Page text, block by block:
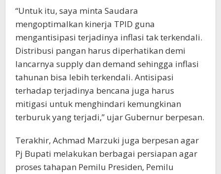
“Untuk itu, saya minta Saudara
mengoptimalkan kinerja TPID guna
mengantisipasi terjadinya inflasi tak terkendali.
Distribusi pangan harus diperhatikan demi
lancarnya supply dan demand sehingga inflasi
tahunan bisa lebih terkendali. Antisipasi
terhadap terjadinya bencana juga harus
mitigasi untuk menghindari kemungkinan
terburuk yang terjadi,” ujar Gubernur berpesan.
Terakhir, Achmad Marzuki juga berpesan agar
Pj Bupati melakukan berbagai persiapan agar
proses tahapan Pemilu Presiden, Pemilu